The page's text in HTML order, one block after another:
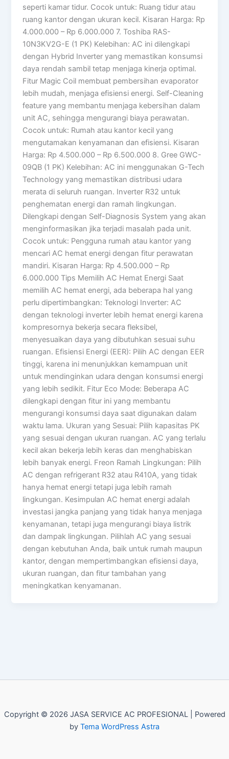
seperti kamar tidur. Cocok untuk: Ruang tidur atau
ruang kantor dengan ukuran kecil. Kisaran Harga: Rp
4.000.000 – Rp 6.000.000 7. Toshiba RAS-
10N3KV2G-E (1 PK) Kelebihan: AC ini dilengkapi
dengan Hybrid Inverter yang memastikan konsumsi
daya rendah sambil tetap menjaga kinerja optimal.
Fitur Magic Coil membuat pembersihan evaporator
lebih mudah, menjaga efisiensi energi. Self-Cleaning
feature yang membantu menjaga kebersihan dalam
unit AC, sehingga mengurangi biaya perawatan.
Cocok untuk: Rumah atau kantor kecil yang
mengutamakan kenyamanan dan efisiensi. Kisaran
Harga: Rp 4.500.000 – Rp 6.500.000 8. Gree GWC-
09QB (1 PK) Kelebihan: AC ini menggunakan G-Tech
Technology yang memastikan distribusi udara
merata di seluruh ruangan. Inverter R32 untuk
penghematan energi dan ramah lingkungan.
Dilengkapi dengan Self-Diagnosis System yang akan
menginformasikan jika terjadi masalah pada unit.
Cocok untuk: Pengguna rumah atau kantor yang
mencari AC hemat energi dengan fitur perawatan
mandiri. Kisaran Harga: Rp 4.500.000 – Rp
6.000.000 Tips Memilih AC Hemat Energi Saat
memilih AC hemat energi, ada beberapa hal yang
perlu dipertimbangkan: Teknologi Inverter: AC
dengan teknologi inverter lebih hemat energi karena
kompresornya bekerja secara fleksibel,
menyesuaikan daya yang dibutuhkan sesuai suhu
ruangan. Efisiensi Energi (EER): Pilih AC dengan EER
tinggi, karena ini menunjukkan kemampuan unit
untuk mendinginkan udara dengan konsumsi energi
yang lebih sedikit. Fitur Eco Mode: Beberapa AC
dilengkapi dengan fitur ini yang membantu
mengurangi konsumsi daya saat digunakan dalam
waktu lama. Ukuran yang Sesuai: Pilih kapasitas PK
yang sesuai dengan ukuran ruangan. AC yang terlalu
kecil akan bekerja lebih keras dan menghabiskan
lebih banyak energi. Freon Ramah Lingkungan: Pilih
AC dengan refrigerant R32 atau R410A, yang tidak
hanya hemat energi tetapi juga lebih ramah
lingkungan. Kesimpulan AC hemat energi adalah
investasi jangka panjang yang tidak hanya menjaga
kenyamanan, tetapi juga mengurangi biaya listrik
dan dampak lingkungan. Pilihlah AC yang sesuai
dengan kebutuhan Anda, baik untuk rumah maupun
kantor, dengan mempertimbangkan efisiensi daya,
ukuran ruangan, dan fitur tambahan yang
meningkatkan kenyamanan.
Copyright © 2026 JASA SERVICE AC PROFESIONAL | Powered
by Tema WordPress Astra